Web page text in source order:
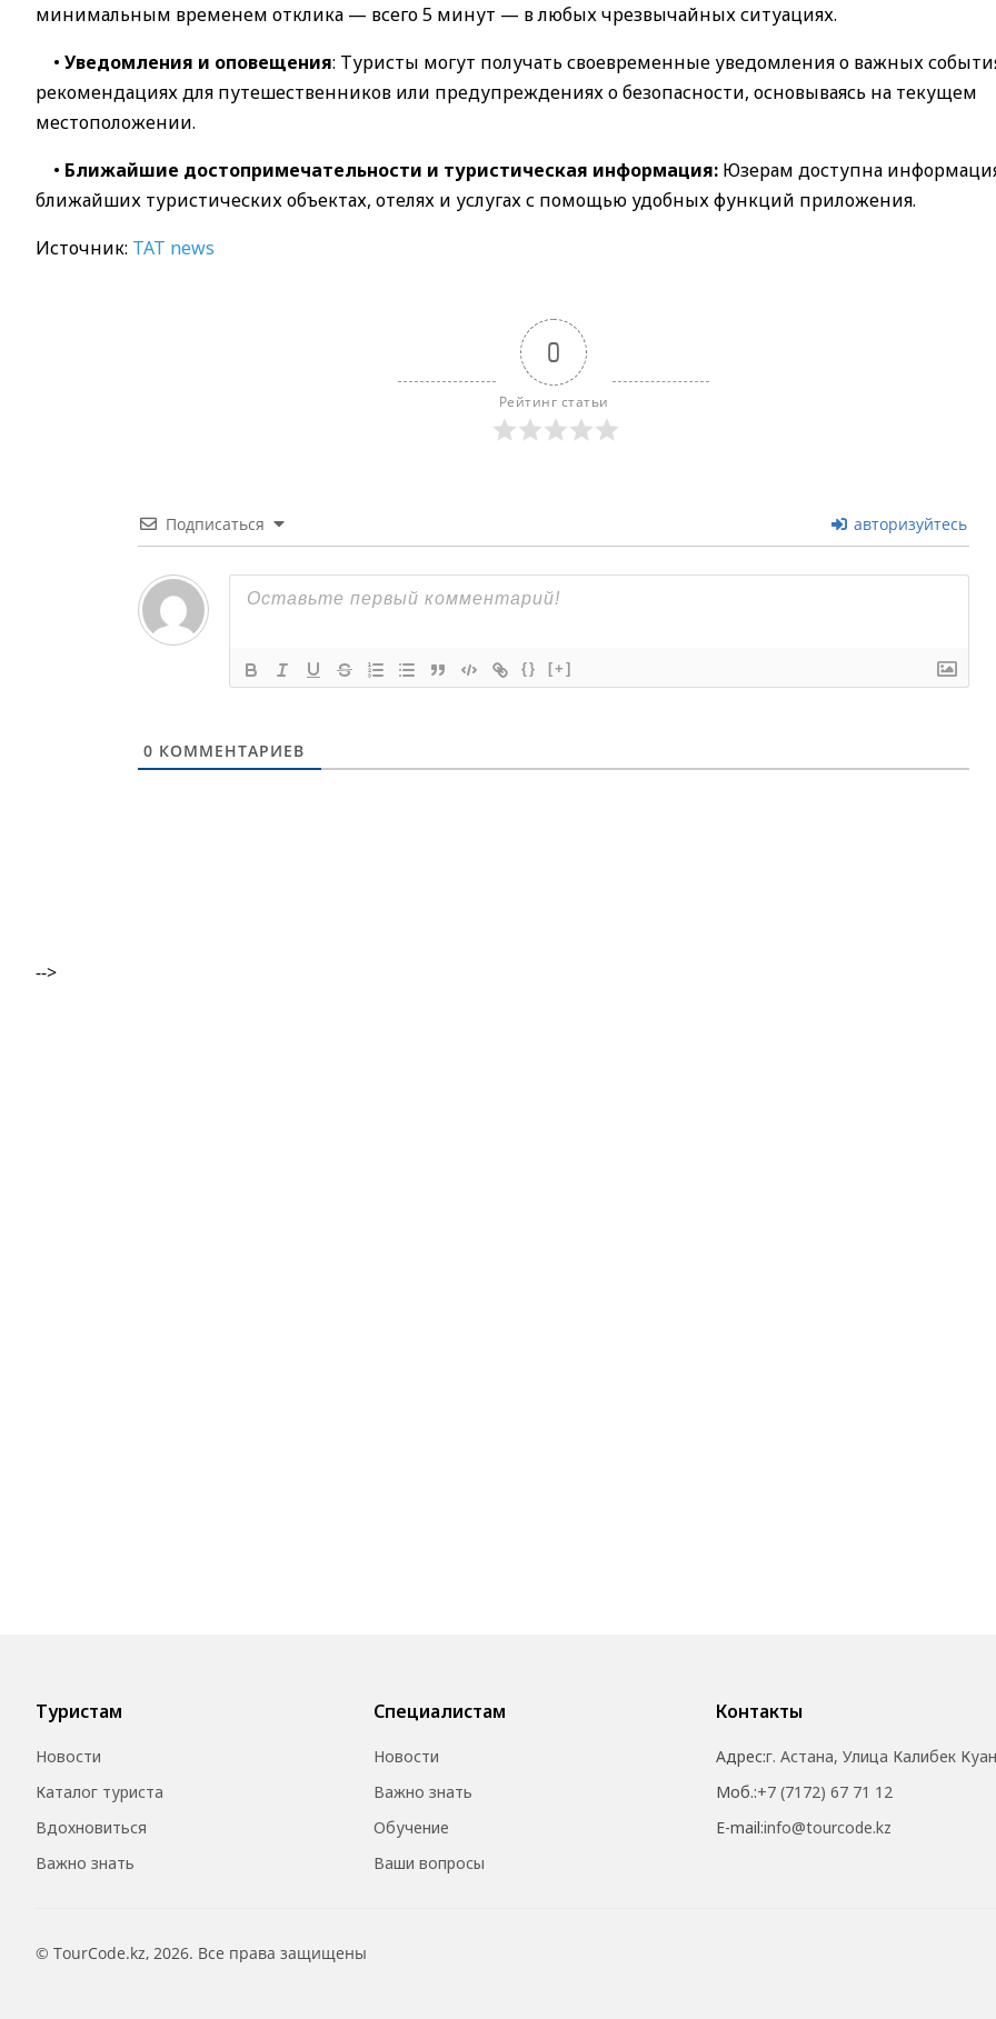
минимальным временем отклика — всего 5 минут — в любых чрезвычайных ситуациях.
• Уведомления и оповещения: Туристы могут получать своевременные уведомления о важных
рекомендациях для путешественников или предупреждениях о безопасности, основываясь на текущем
местоположении.
• Ближайшие достопримечательности и туристическая информация: Юзерам доступна
ближайших туристических объектах, отелях и услугах с помощью удобных функций приложения.
Источник: TAT news
0
Рейтинг статьи
Подписаться авторизуйтесь
{} [+]
0 КОММЕНТАРИЕВ
-->
Туристам
Новости
Каталог туриста
Вдохновиться
Важно знать
Специалистам
Новости
Важно знать
Обучение
Ваши вопросы
Контакты
Адрес:г. Астана, Улица Калибек
Моб.:+7 (7172) 67 71 12
E-mail:info@tourcode.kz
© TourCode.kz, 2026. Все права защищены